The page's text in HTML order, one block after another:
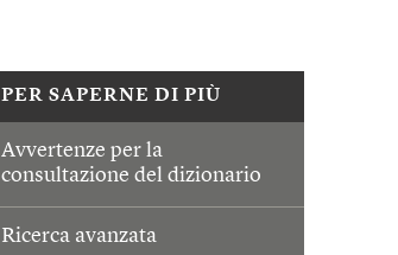
PER SAPERNE DI PIÙ
Avvertenze per la
consultazione del dizionario
Ricerca avanzata